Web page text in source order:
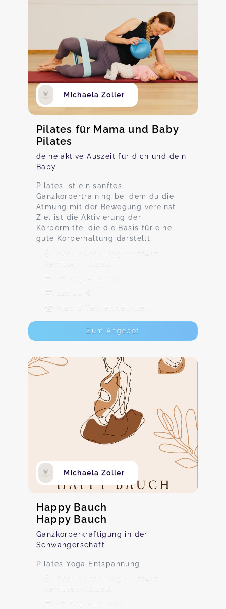
Michaela Zoller
Pilates für Mama und Baby
Pilates
deine aktive Auszeit für dich und dein
Baby
Pilates ist ein sanftes
Ganzkörpertraining bei dem du die
Atmung mit der Bewegung vereinst.
Ziel ist die Aktivierung der
Körpermitte, die die Basis für eine
gute Körperhaltung darstellt.
Schumacherring 11, 87437
Kempten (Allgäu)
17. Sep - 12. Nov
120,00 €
Max. 8 TeilnehmerInnen
Zum Angebot
Michaela Zoller
Happy Bauch
Happy Bauch
Ganzkörperkräftigung in der
Schwangerschaft
Pilates Yoga Entspannung
Schumacherring 11, 87437
Kempten (Allgäu)
17. Sep - 12. Nov